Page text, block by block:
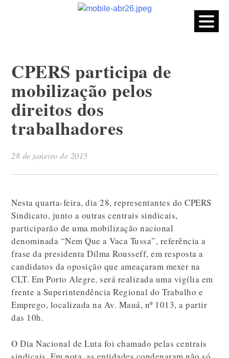
CPERS – Sindicato dos Professores e Funcionários de escola
CPERS participa de
mobilização pelos
direitos dos
trabalhadores
28 de janeiro de 2015
Nesta quarta-feira, dia 28, representantes do CPERS
Sindicato, junto a outras centrais sindicais,
participarão de uma mobilização nacional
denominada “Nem Que a Vaca Tussa”, referência a
frase da presidenta Dilma Rousseff, em resposta a
candidatos da oposição que ameaçaram mexer na
CLT. Em Porto Alegre, será realizada uma vigília em
frente a Superintendência Regional do Trabalho e
Emprego, localizada na Av. Mauá, nº 1013, a partir
das 10h.
O Dia Nacional de Luta foi chamado pelas centrais